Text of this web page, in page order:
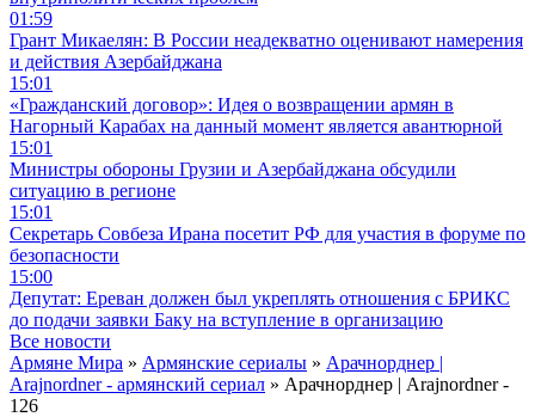
01:59
Грант Микаелян: В России неадекватно оценивают намерения
и действия Азербайджана
15:01
«Гражданский договор»: Идея о возвращении армян в
Нагорный Карабах на данный момент является авантюрной
15:01
Министры обороны Грузии и Азербайджана обсудили
ситуацию в регионе
15:01
Секретарь Совбеза Ирана посетит РФ для участия в форуме по
безопасности
15:00
Депутат: Ереван должен был укреплять отношения с БРИКС
до подачи заявки Баку на вступление в организацию
Все новости
Армяне Мира » Армянские сериалы » Арачнорднер |
Arajnordner - армянский сериал » Арачнорднер | Arajnordner -
126